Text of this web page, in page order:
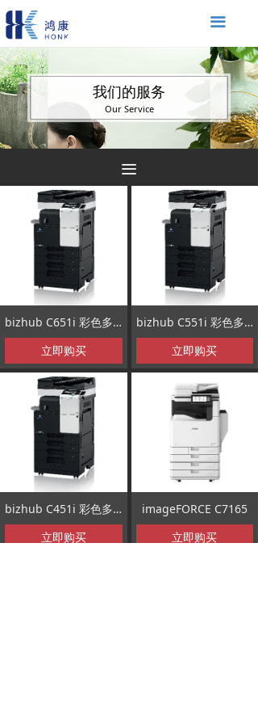
끀
我们的服务
Our Service
끀
bizhub C651i 彩色多功能数码复合机
立即购买
bizhub C551i 彩色多功能数码复合机
立即购买
bizhub C451i 彩色多功能数码复合机
立即购买
imageFORCE C7165
立即购买